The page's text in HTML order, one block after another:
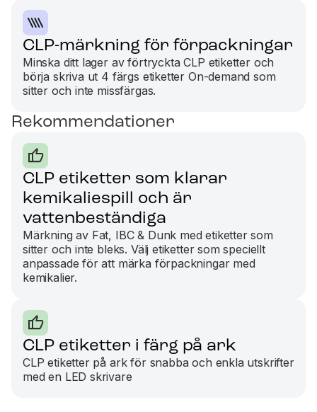
CLP-märkning för förpackningar
Minska ditt lager av förtryckta CLP etiketter och
börja skriva ut 4 färgs etiketter On-demand som
sitter och inte missfärgas.
Rekommendationer
CLP etiketter som klarar
kemikaliespill och är
vattenbeständiga
Märkning av Fat, IBC & Dunk med etiketter som
sitter och inte bleks. Välj etiketter som speciellt
anpassade för att märka förpackningar med
kemikalier.
CLP etiketter i färg på ark
CLP etiketter på ark för snabba och enkla utskrifter
med en LED skrivare